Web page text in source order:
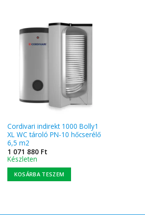
Cordivari indirekt 1000 Bolly1
XL WC tároló PN-10 hőcserélő
6,5 m2
1 071 880 Ft
Készleten
KOSÁRBA TESZEM